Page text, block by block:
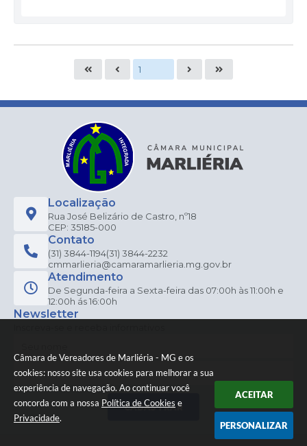
Câmara de Vereadores de Marliéria - MG e os
cookies: nosso site usa cookies para melhorar a sua
experiência de navegação. Ao continuar você
concorda com a nossa Política de Cookies e
Privacidade.
ACEITAR
PERSONALIZAR
Localização
Rua José Belizário de Castro, nº18
CEP: 35185-000
Contato
(31) 3844-1194(31) 3844-2232
cmmarlieria@camaramarlieria.mg.gov.br
Atendimento
De Segunda-feira a Sexta-feira das 07:00h às 11:00h e
12:00h ás 16:00h
Newsletter
CADASTRAR